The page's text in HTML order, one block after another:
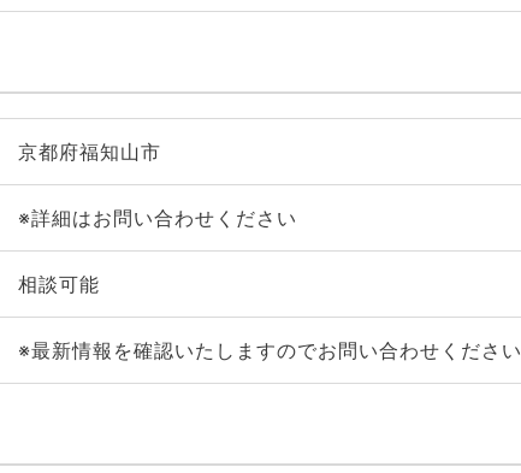
京都府福知山市
※詳細はお問い合わせください
相談可能
※最新情報を確認いたしますのでお問い合わせください